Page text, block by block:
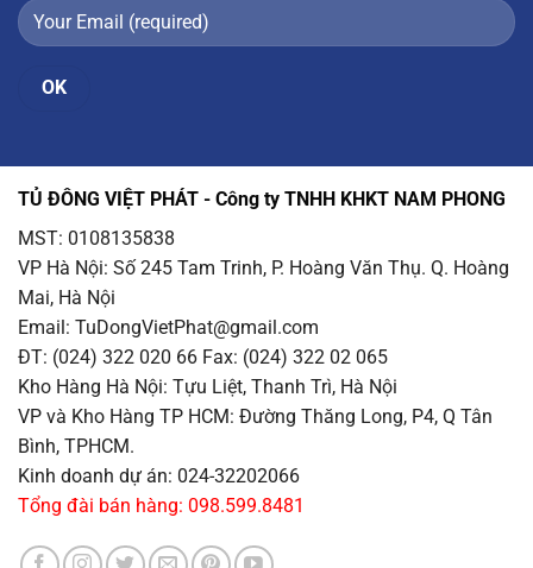
TỦ ĐÔNG VIỆT PHÁT - Công ty TNHH KHKT NAM PHONG
MST: 0108135838
VP Hà Nội: Số 245 Tam Trinh, P. Hoàng Văn Thụ. Q. Hoàng
Mai, Hà Nội
Email: TuDongVietPhat@gmail.com
ĐT: (024) 322 020 66 Fax: (024) 322 02 065
Kho Hàng Hà Nội: Tựu Liệt, Thanh Trì, Hà Nội
VP và Kho Hàng TP HCM: Đường Thăng Long, P4, Q Tân
Bình, TPHCM.
Kinh doanh dự án: 024-32202066
Tổng đài bán hàng: 098.599.8481